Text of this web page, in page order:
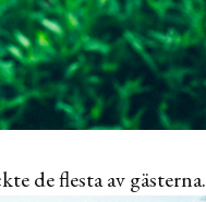
de flesta av gästerna.